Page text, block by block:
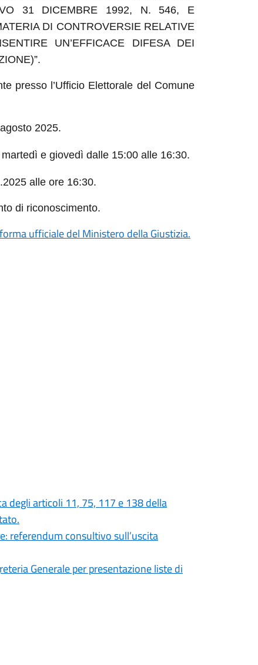
31 DICEMBRE 1992, N. 546, E
DI CONTROVERSIE RELATIVE
UN’EFFICACE DIFESA DEI
presso l’Ufficio Elettorale del Comune
2025.
e giovedì dalle 15:00 alle 16:30.
alle ore 16:30.
di riconoscimento.
ufficiale del Ministero della Giustizia.
degli articoli 11, 75, 117 e 138 della
referendum consultivo sull’uscita
Generale per presentazione liste di